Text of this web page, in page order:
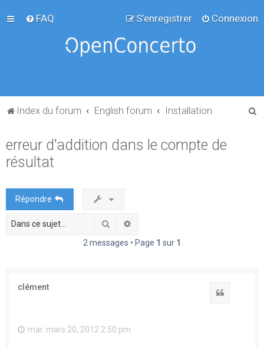
FAQ Connexion
S’enregistrer
Index du forum English forum Installation
erreur d'addition dans le compte de
résultat
Répondre
Rechercher
2 messages • Page 1 sur 1
clément
mar. mars 20, 2012 2:50 pm